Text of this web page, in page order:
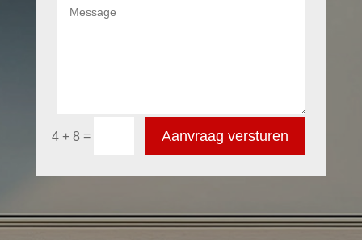
4 + 8 = Aanvraag versturen